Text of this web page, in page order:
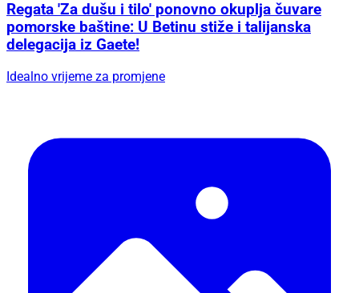
Regata 'Za dušu i tilo' ponovno okuplja čuvare
pomorske baštine: U Betinu stiže i talijanska
delegacija iz Gaete!
Idealno vrijeme za promjene